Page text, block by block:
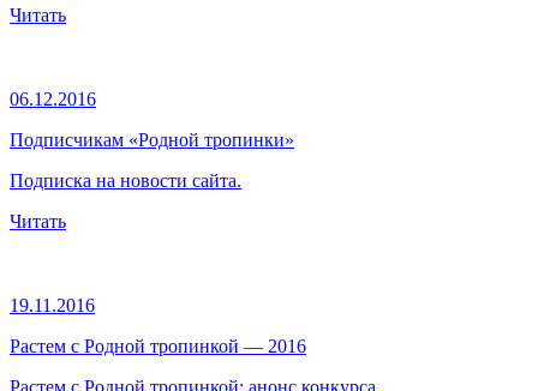
Читать
06.12.2016
Подписчикам «Родной тропинки»
Подписка на новости сайта.
Читать
19.11.2016
Растем с Родной тропинкой — 2016